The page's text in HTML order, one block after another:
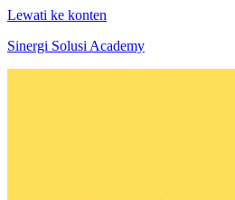
Lewati ke konten
Sinergi Solusi Academy